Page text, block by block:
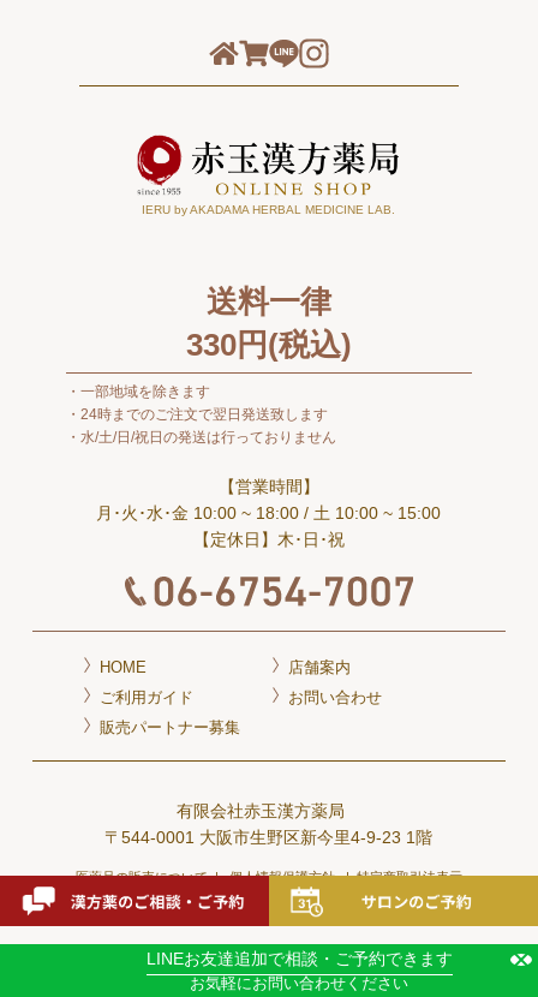
IERU by AKADAMA HERBAL MEDICINE LAB.
送料一律
330円(税込)
一部地域を除きます
24時までのご注文で翌日発送致します
水/土/日/祝日の発送は行っておりません
【営業時間】
月･火･水･金 10:00 ~ 18:00/ 土 10:00 ~ 15:00
【定休日】木･日･祝
HOME
店舗案内
ご利用ガイド
販売パートナー募集
お問い合わせ
有限会社赤玉漢方薬局
〒544-0001 大阪市生野区新今里4-9-23 1階
医薬品の販売について 個人情報保護方針 特定商取引法表示
LINEお友達追加で相談・ご予約できます
お気軽にお問い合わせください